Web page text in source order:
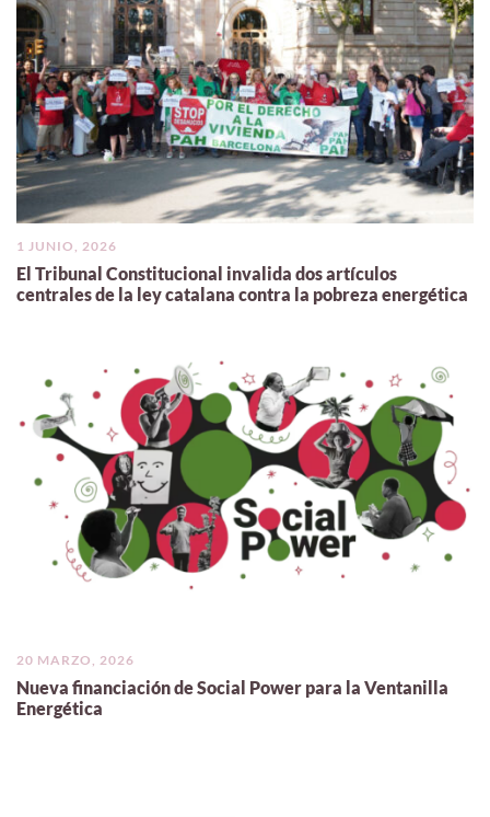
1 JUNIO, 2026
El Tribunal Constitucional invalida dos artículos
centrales de la ley catalana contra la pobreza energética
20 MARZO, 2026
Nueva financiación de Social Power para la Ventanilla
Energética